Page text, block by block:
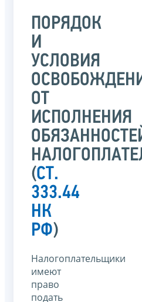
ПОРЯДОК
И
УСЛОВИЯ
ОТ
ИСПОЛНЕНИЯ
(СТ.
333.44
НК
РФ)
Налогоплательщики
имеют
право
подать